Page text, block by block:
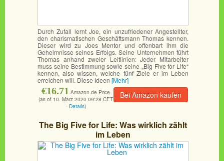
Durch Zufall lernt Joe, ein unzufriedener Angestellter,
den charismatischen Geschäftsmann Thomas kennen.
Dieser wird zu Joes Mentor und offenbart ihm die
Geheimnisse seines Erfolgs. Seine Unternehmen führt
Thomas anhand zweier Leitlinien: Jeder Mitarbeiter
muss seine Bestimmung sowie seine „Big Five for Life“
kennen, also wissen, welche fünf Ziele er im Leben
erreichen will. Diese Ideen [Mehr]
Bei Amazon kaufen
€16.71 Amazon.de Price
(as of 10. März 2020 09:28 CET
- Details)
The Big Five for Life: Was wirklich zählt
im Leben